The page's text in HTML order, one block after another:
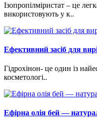
Ізопропілміристат – це
використовують у к..
Ефективний засіб для
Гідрохінон- це один із
косметологі..
Ефірна олія бей —